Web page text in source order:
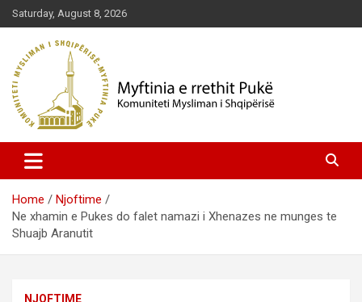
Skip
to
content
Saturday, August 8, 2026
Myftinia Pukë | Faqja Zyrtare
Home
Njoftime
Ne xhamin e Pukes do falet namazi i Xhenazes ne munges te
Shuajb Aranutit
NJOFTIME